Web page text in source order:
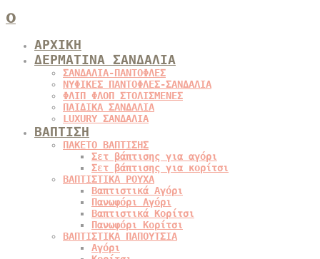
0
ΑΡΧΙΚΗ
ΔΕΡΜΑΤΙΝΑ ΣΑΝΔΑΛΙΑ
ΣΑΝΔΑΛΙΑ-ΠΑΝΤΟΦΛΕΣ
ΝΥΦΙΚΕΣ ΠΑΝΤΟΦΛΕΣ-ΣΑΝΔΑΛΙΑ
ΦΛΙΠ ΦΛΟΠ ΣΤΟΛΙΣΜΕΝΕΣ
ΠΑΙΔΙΚΑ ΣΑΝΔΑΛΙΑ
LUXURY ΣΑΝΔΑΛΙΑ
ΒΑΠΤΙΣΗ
ΠΑΚΕΤΟ ΒΑΠΤΙΣΗΣ
Σετ βάπτισης για αγόρι
Σετ βάπτισης για κορίτσι
ΒΑΠΤΙΣΤΙΚΑ ΡΟΥΧΑ
Βαπτιστικά Αγόρι
Πανωφόρι Αγόρι
Βαπτιστικά Κορίτσι
Πανωφόρι Κορίτσι
ΒΑΠΤΙΣΤΙΚΑ ΠΑΠΟΥΤΣΙΑ
Αγόρι